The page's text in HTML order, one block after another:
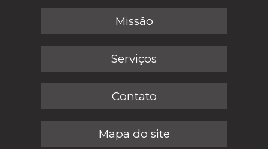
Missão
Serviços
Contato
Mapa do site